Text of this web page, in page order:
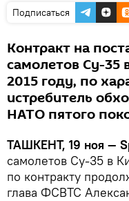
Подписаться
Контракт на
самолетов Су-35
2015 году, по
истребитель
НАТО пятого
ТАШКЕНТ, 19 ноя —
самолетов Су-35 в
по контракту
глава ФСВТС